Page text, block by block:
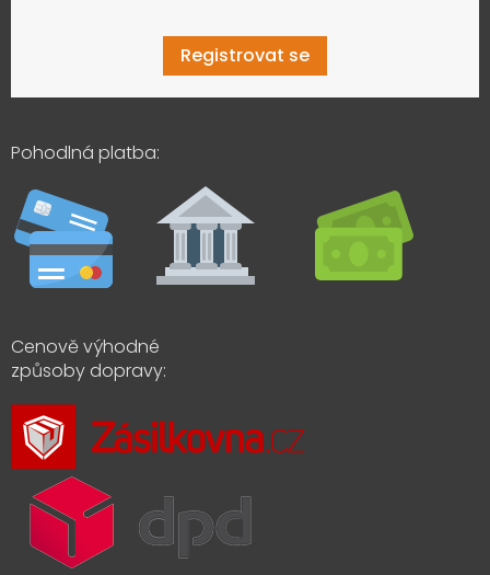
Registrovat se
Pohodlná platba:
Cenově výhodné
způsoby dopravy: